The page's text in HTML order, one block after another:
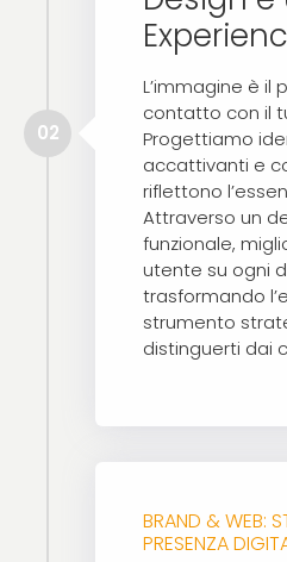
L’immagine è il
contatto con il
Progettiamo
accattivanti e
riflettono
Attraverso un
funzionale,
utente su ogni
trasformando
strumento
distinguerti dai
02
BRAND & WEB:
PRESENZA